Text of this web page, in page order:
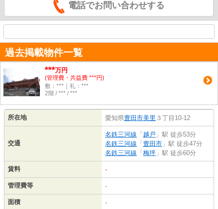
電話でお問い合わせする
過去掲載物件一覧
***万円
(管理費・共益費 ***円)
敷：***｜礼：***
2階 / *** / ***
所在地 愛知県豊田市美里 ３丁目10-12
交通
名鉄三河線 「 越戸 」駅 徒歩53分
名鉄三河線 「 豊田市 」駅 徒歩47分
名鉄三河線 「 梅坪 」駅 徒歩60分
賃料 -
管理費等 -
面積 -